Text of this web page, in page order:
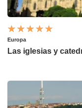
Europa
Las iglesias y